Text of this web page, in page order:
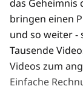
das Geheimnis
bringen einen
und so weiter -
Tausende
Videos zum
Einfache